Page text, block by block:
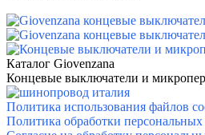
Каталог Giovenzana
Концевые выключатели и
Политика использования файлов
Политика обработки